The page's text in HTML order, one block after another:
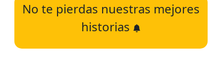
No te pierdas nuestras mejores
historias